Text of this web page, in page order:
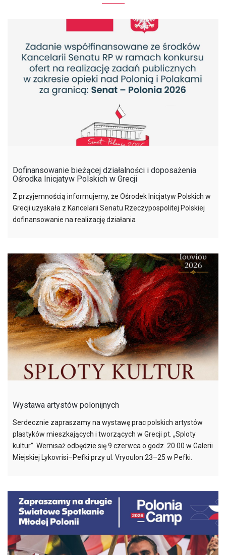
Dofinansowanie bieżącej działalności i doposażenia
Ośrodka Inicjatyw Polskich w Grecji
Z przyjemnością informujemy, że Ośrodek Inicjatyw Polskich w
Grecji uzyskała z Kancelarii Senatu Rzeczypospolitej Polskiej
dofinansowanie na realizację działania
Wystawa artystów polonijnych
Serdecznie zapraszamy na wystawę prac polskich artystów
plastyków mieszkających i tworzących w Grecji pt. „Sploty
kultur”. Wernisaż odbędzie się 9 czerwca o godz. 20.00 w Galerii
Miejskiej Lykovrisi–Pefki przy ul. Vryoulon 23–25 w Pefki.